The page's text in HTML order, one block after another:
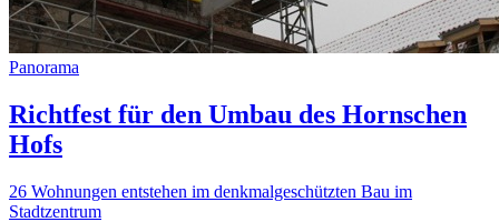
Panorama
Richtfest für den Umbau des Hornschen
Hofs
26 Wohnungen entstehen im denkmalgeschützten Bau im
Stadtzentrum